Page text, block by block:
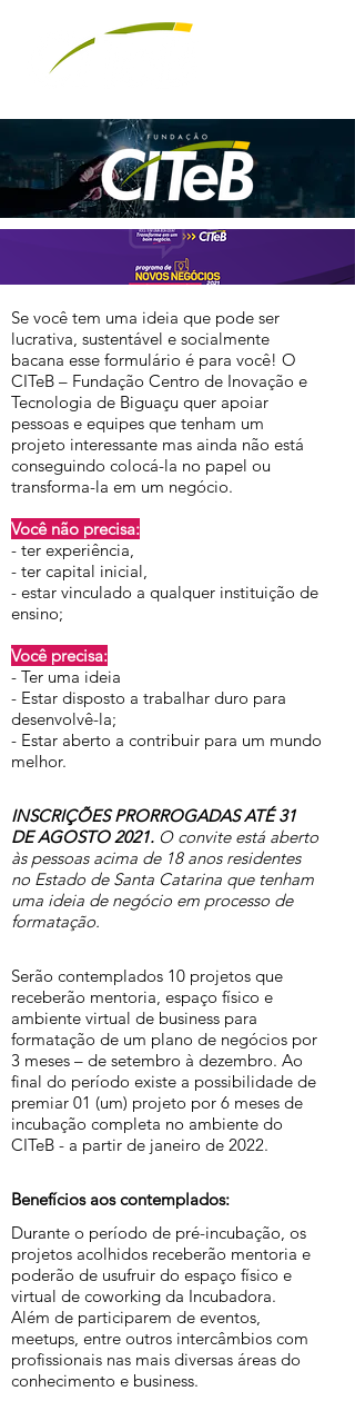
Se você tem uma ideia que pode ser
lucrativa, sustentável e socialmente
bacana esse formulário é para você! O
CITeB – Fundação Centro de Inovação e
Tecnologia de Biguaçu quer apoiar
pessoas e equipes que tenham um
projeto interessante mas ainda não está
conseguindo colocá-la no papel ou
transforma-la em um negócio.
Você não precisa:
- ter experiência,
- ter capital inicial,
- estar vinculado a qualquer instituição de
ensino;
Você precisa:
- Ter uma ideia
- Estar disposto a trabalhar duro para
desenvolvê-la;
- Estar aberto a contribuir para um mundo
melhor.
INSCRIÇÕES PRORROGADAS ATÉ 31
DE AGOSTO 2021. O convite está aberto
às pessoas acima de 18 anos residentes
no Estado de Santa Catarina que tenham
uma ideia de negócio em processo de
formatação.
Serão contemplados 10 projetos que
receberão mentoria, espaço físico e
ambiente virtual de business para
formatação de um plano de negócios por
3 meses – de setembro à dezembro. Ao
final do período existe a possibilidade de
premiar 01 (um) projeto por 6 meses de
incubação completa no ambiente do
CITeB - a partir de janeiro de 2022.
Benefícios aos contemplados:
Durante o período de pré-incubação, os
projetos acolhidos receberão mentoria e
poderão de usufruir do espaço físico e
virtual de coworking da Incubadora.
Além de participarem de eventos,
meetups, entre outros intercâmbios com
profissionais nas mais diversas áreas do
conhecimento e business.